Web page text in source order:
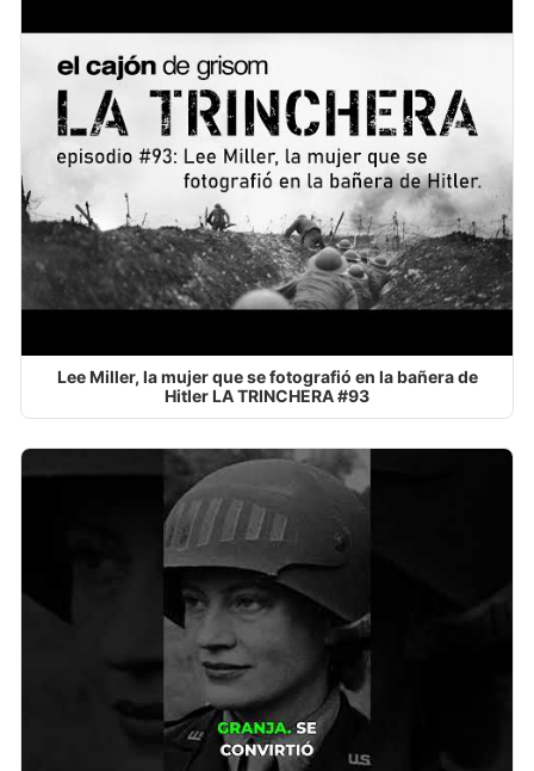
Lee Miller, la mujer que se fotografió en la bañera de
Hitler LA TRINCHERA #93